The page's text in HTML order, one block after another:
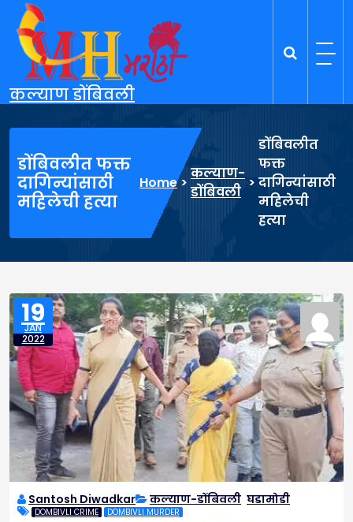
content
कल्याण डोंबिवली
डोंबिवलीत फक्त
दागिन्यांसाठी
महिलेची हत्या
Home>
कल्याण-
डोंबिवली
>
डोंबिवलीत
फक्त
दागिन्यांसाठी
महिलेची
हत्या
19
JAN
2022
Santosh Diwadkar कल्याण-डोंबिवली घडामोडी
DOMBIVLI CRIME DOMBIVLI MURDER